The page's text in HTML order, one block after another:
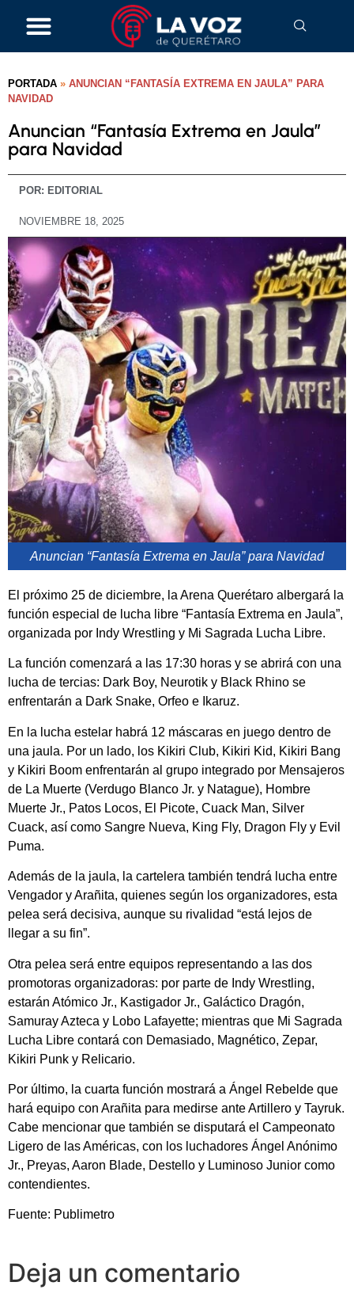
PORTADA » ANUNCIAN “FANTASÍA EXTREMA EN JAULA” PARA
NAVIDAD
Anuncian “Fantasía Extrema en Jaula”
para Navidad
POR: EDITORIAL
NOVIEMBRE 18, 2025
Anuncian “Fantasía Extrema en Jaula” para Navidad
El próximo 25 de diciembre, la Arena Querétaro albergará la
función especial de lucha libre “Fantasía Extrema en Jaula”,
organizada por Indy Wrestling y Mi Sagrada Lucha Libre.
La función comenzará a las 17:30 horas y se abrirá con una
lucha de tercias: Dark Boy, Neurotik y Black Rhino se
enfrentarán a Dark Snake, Orfeo e Ikaruz.
En la lucha estelar habrá 12 máscaras en juego dentro de
una jaula. Por un lado, los Kikiri Club, Kikiri Kid, Kikiri Bang
y Kikiri Boom enfrentarán al grupo integrado por Mensajeros
de La Muerte (Verdugo Blanco Jr. y Natague), Hombre
Muerte Jr., Patos Locos, El Picote, Cuack Man, Silver
Cuack, así como Sangre Nueva, King Fly, Dragon Fly y Evil
Puma.
Además de la jaula, la cartelera también tendrá lucha entre
Vengador y Arañita, quienes según los organizadores, esta
pelea será decisiva, aunque su rivalidad “está lejos de
llegar a su fin”.
Otra pelea será entre equipos representando a las dos
promotoras organizadoras: por parte de Indy Wrestling,
estarán Atómico Jr., Kastigador Jr., Galáctico Dragón,
Samuray Azteca y Lobo Lafayette; mientras que Mi Sagrada
Lucha Libre contará con Demasiado, Magnético, Zepar,
Kikiri Punk y Relicario.
Por último, la cuarta función mostrará a Ángel Rebelde que
hará equipo con Arañita para medirse ante Artillero y Tayruk.
Cabe mencionar que también se disputará el Campeonato
Ligero de las Américas, con los luchadores Ángel Anónimo
Jr., Preyas, Aaron Blade, Destello y Luminoso Junior como
contendientes.
Fuente: Publimetro
Deja un comentario